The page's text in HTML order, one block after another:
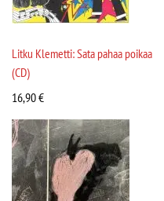
Litku Klemetti: Sata pahaa poikaa
(CD)
16,90€